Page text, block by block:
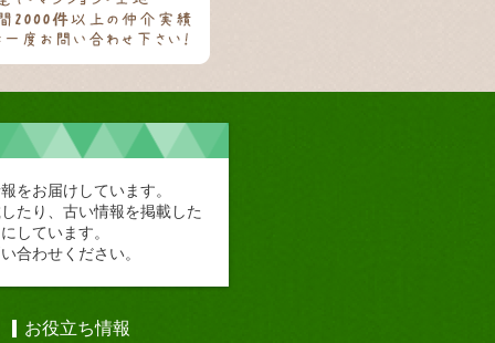
をお届けしています。
たり、古い情報を掲載した
しています。
合わせください。
お役立ち情報